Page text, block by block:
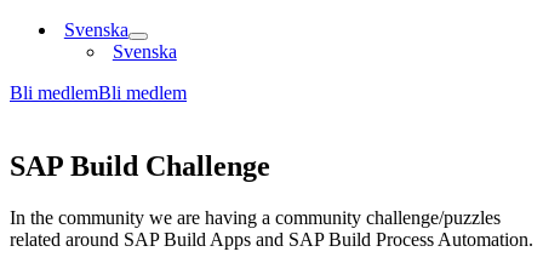
Svenska
Svenska
Bli medlemBli medlem
SAP Build Challenge
In the community we are having a community challenge/puzzles
related around SAP Build Apps and SAP Build Process Automation.